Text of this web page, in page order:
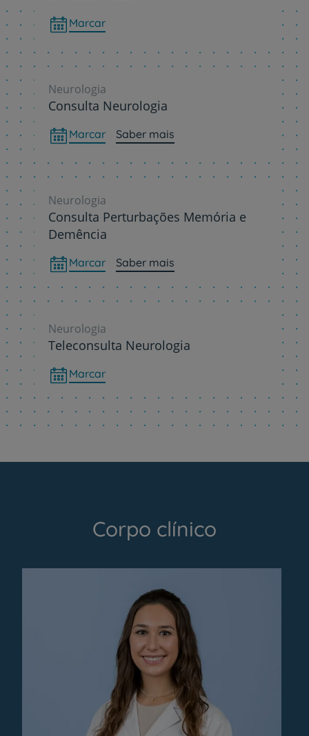
Marcar
Neurologia
Consulta Neurologia
Marcar Saber mais
Neurologia
Consulta Perturbações Memória e
Demência
Marcar Saber mais
Neurologia
Teleconsulta Neurologia
Marcar
Corpo clínico